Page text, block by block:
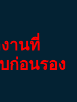
านที่
ก่อนรอง